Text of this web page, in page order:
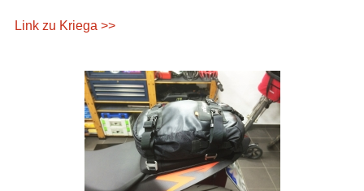
Link zu Kriega >>